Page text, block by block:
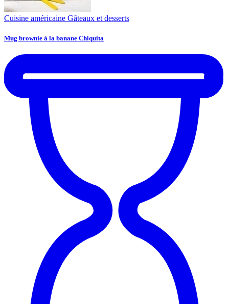
Cuisine américaine Gâteaux et desserts
Mug brownie à la banane Chiquita